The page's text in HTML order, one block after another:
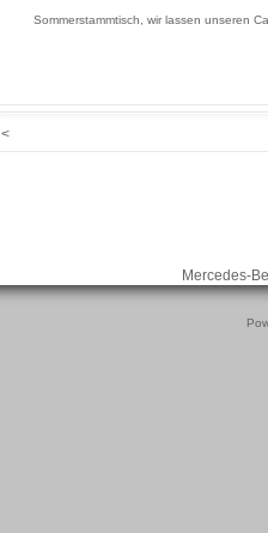
Sommerstammtisch, wir lassen unseren
<
Mercedes-